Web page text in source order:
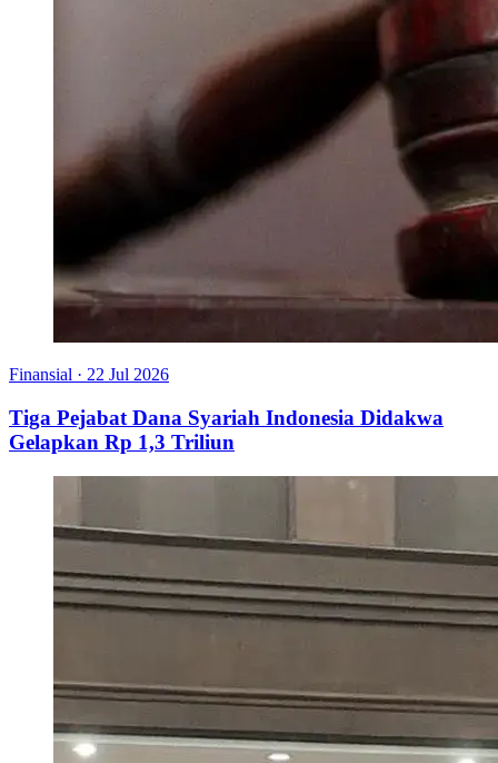
Finansial · 22 Jul 2026
Tiga Pejabat Dana Syariah Indonesia Didakwa
Gelapkan Rp 1,3 Triliun